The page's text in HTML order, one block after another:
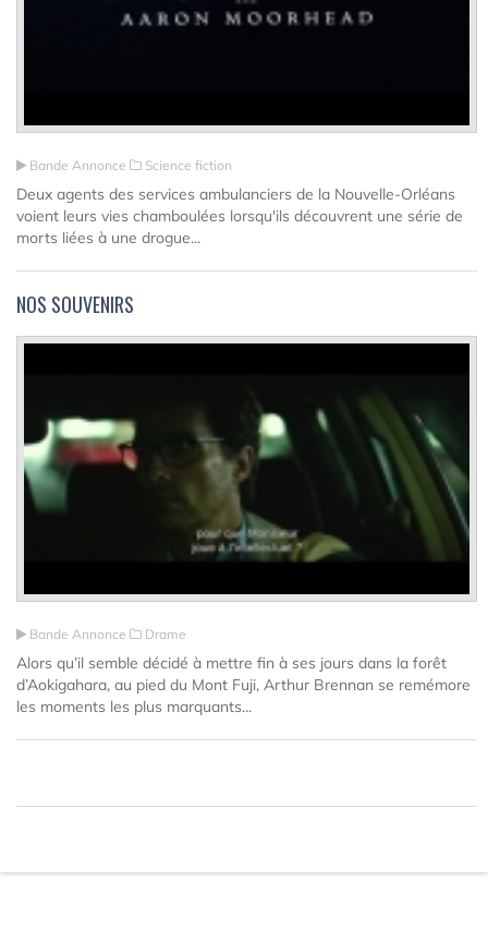
Bande Annonce Science fiction
Deux agents des services ambulanciers de la Nouvelle-Orléans
voient leurs vies chamboulées lorsqu'ils découvrent une série de
morts liées à une drogue...
NOS SOUVENIRS
Bande Annonce Drame
Alors qu’il semble décidé à mettre fin à ses jours dans la forêt
d’Aokigahara, au pied du Mont Fuji, Arthur Brennan se remémore
les moments les plus marquants...